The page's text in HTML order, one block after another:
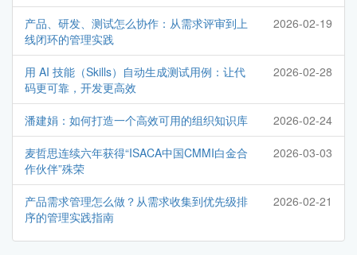
产品、研发、测试怎么协作：从需求评审到上
线闭环的管理实践
2026-02-19
用 AI 技能（Skills）自动生成测试用例：让代
码更可靠，开发更高效
2026-02-28
潘建娟：如何打造一个高效可用的组织知识库 2026-02-24
麦哲思连续六年获得“ISACA中国CMMI白金合
作伙伴”殊荣
2026-03-03
产品需求管理怎么做？从需求收集到优先级排
序的管理实践指南
2026-02-21